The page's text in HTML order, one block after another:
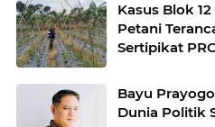
Kasus Blok
Petani
Sertipikat
Bayu
Dunia Politik